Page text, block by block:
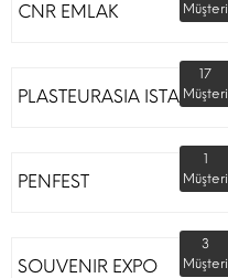
CNR EMLAK Müşteri
PLASTEURASIA ISTANBUL
17
Müşteri
PENFEST
1
Müşteri
SOUVENIR EXPO
3
Müşteri